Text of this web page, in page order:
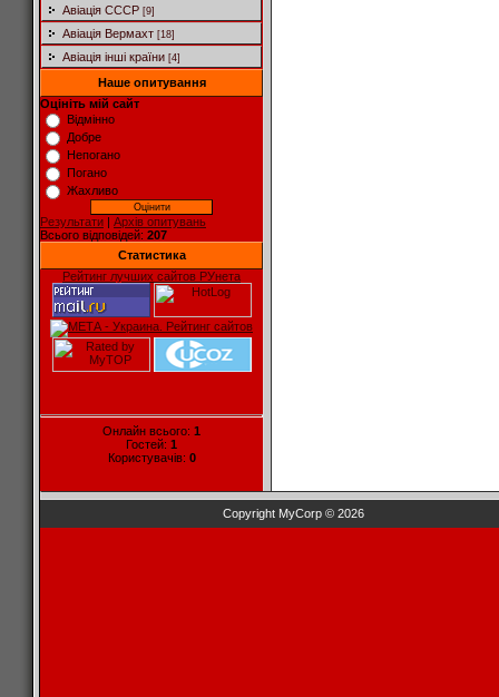
Авіація СССР [9]
Авіація Вермахт [18]
Авіація інші країни [4]
Наше опитування
Оцініть мій сайт
Відмінно
Добре
Непогано
Погано
Жахливо
Результати | Архів опитувань
Всього відповідей: 207
Статистика
Рейтинг лучших сайтов РУнета
Онлайн всього: 1
Гостей: 1
Користувачів: 0
Copyright MyCorp © 2026